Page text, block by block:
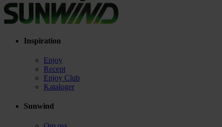
Inspiration
Enjoy
Recept
Enjoy Club
Kataloger
Sunwind